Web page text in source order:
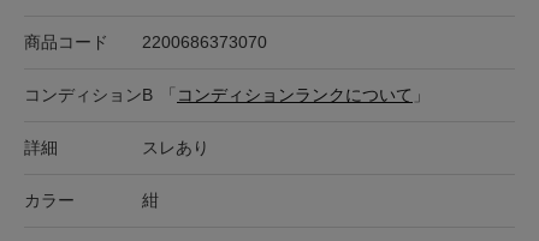
商品コード 2200686373070
コンディションB 「 コンディションランクについて 」
詳細 スレあり
カラー 紺